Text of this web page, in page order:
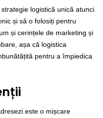
logistică unică atunci
și să o folosiți pentru
și cerințele de marketing și
așa că logistica
pentru a împiedica
este o mișcare